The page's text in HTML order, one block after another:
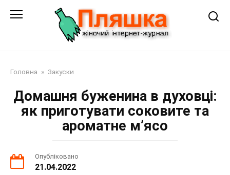
Головна » Закуски
Домашня буженина в духовці:
як приготувати соковите та
ароматне м’ясо
Опубліковано
21.04.2022